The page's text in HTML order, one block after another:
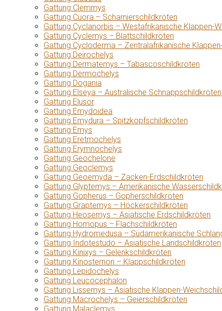
Gattung Clemmys
Gattung Cuora – Scharnierschildkröten
Gattung Cyclanorbis – Westafrikanische Klappen-
Gattung Cyclemys – Blattschildkröten
Gattung Cycloderma – Zentralafrikanische
Gattung Deirochelys
Gattung Dermatemys – Tabascoschildkröten
Gattung Dermochelys
Gattung Dogania
Gattung Elseya – Australische Schnappschildkröten
Gattung Elusor
Gattung Emydoidea
Gattung Emydura – Spitzkopfschildkröten
Gattung Emys
Gattung Eretmochelys
Gattung Erymnochelys
Gattung Geochelone
Gattung Geoclemys
Gattung Geoemyda – Zacken-Erdschildkröten
Gattung Glyptemys – Amerikanische
Gattung Gopherus – Gopherschildkröten
Gattung Graptemys – Höckerschildkröten
Gattung Heosemys – Asiatische Erdschildkröten
Gattung Homopus – Flachschildkröten
Gattung Hydromedusa – Südamerikanische
Gattung Indotestudo – Asiatische Landschildkröten
Gattung Kinixys – Gelenkschildkröten
Gattung Kinosternon – Klappschildkröten
Gattung Lepidochelys
Gattung Leucocephalon
Gattung Lissemys – Asiatische Klappen-
Gattung Macrochelys – Geierschildkröten
Gattung Malaclemys